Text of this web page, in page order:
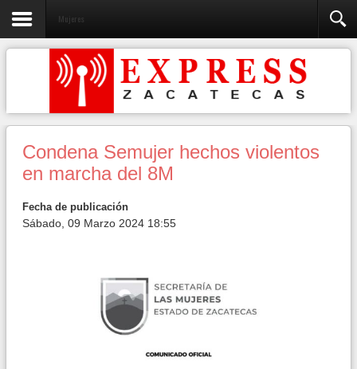
Mujeres
Condena Semujer hechos violentos
en marcha del 8M
Fecha de publicación
Sábado, 09 Marzo 2024 18:55